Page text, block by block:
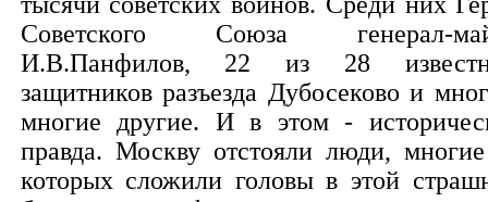
Советского Союза генерал-
И.В.Панфилов, 22 из 28
защитников разъезда Дубосеково и
многие другие. И в этом -
правда. Москву отстояли люди,
которых сложили головы в этой